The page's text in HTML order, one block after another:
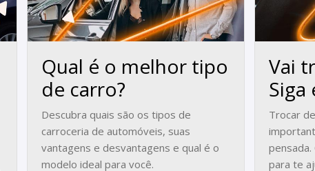
Qual é o melhor tipo
de carro?
Descubra quais são os tipos de
carroceria de automóveis, suas
vantagens e desvantagens e qual é o
modelo ideal para você.
Vai
Siga
Trocar
pensada.
para te